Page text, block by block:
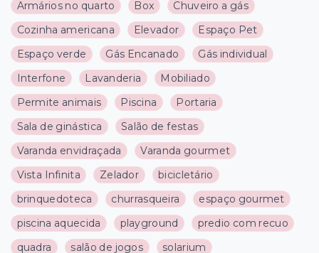
Armários no quarto
Box
Chuveiro a gás
Cozinha americana
Elevador
Espaço Pet
Espaço verde
Gás Encanado
Gás individual
Interfone
Lavanderia
Mobiliado
Permite animais
Piscina
Portaria
Sala de ginástica
Salão de festas
Varanda envidraçada
Varanda gourmet
Vista Infinita
Zelador
bicicletário
brinquedoteca
churrasqueira
espaço gourmet
piscina aquecida
playground
predio com recuo
quadra
salão de jogos
solarium